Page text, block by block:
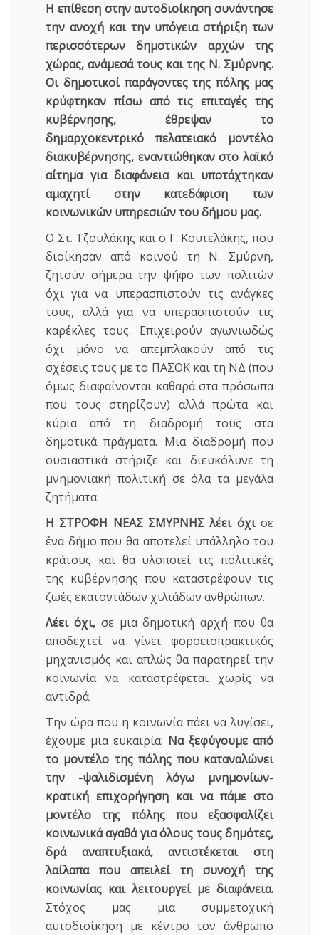
Η επίθεση στην αυτοδιοίκηση συνάντησε
την ανοχή και την υπόγεια στήριξη των
περισσότερων δημοτικών αρχών της
χώρας, ανάμεσά τους και της Ν. Σμύρνης.
Οι δημοτικοί παράγοντες της πόλης μας
κρύφτηκαν πίσω από τις επιταγές της
κυβέρνησης, έθρεψαν το
δημαρχοκεντρικό πελατειακό μοντέλο
διακυβέρνησης, εναντιώθηκαν στο λαϊκό
αίτημα για διαφάνεια και υποτάχτηκαν
αμαχητί στην κατεδάφιση των
κοινωνικών υπηρεσιών του δήμου μας.
Ο Στ. Τζουλάκης και ο Γ. Κουτελάκης, που
διοίκησαν από κοινού τη Ν. Σμύρνη,
ζητούν σήμερα την ψήφο των πολιτών
όχι για να υπερασπιστούν τις ανάγκες
τους, αλλά για να υπερασπιστούν τις
καρέκλες τους. Επιχειρούν αγωνιωδώς
όχι μόνο να απεμπλακούν από τις
σχέσεις τους με το ΠΑΣΟΚ και τη ΝΔ (που
όμως διαφαίνονται καθαρά στα πρόσωπα
που τους στηρίζουν) αλλά πρώτα και
κύρια από τη διαδρομή τους στα
δημοτικά πράγματα. Μια διαδρομή που
ουσιαστικά στήριζε και διευκόλυνε τη
μνημονιακή πολιτική σε όλα τα μεγάλα
ζητήματα.
Η ΣΤΡΟΦΗ ΝΕΑΣ ΣΜΥΡΝΗΣ λέει όχι σε
ένα δήμο που θα αποτελεί υπάλληλο του
κράτους και θα υλοποιεί τις πολιτικές
της κυβέρνησης που καταστρέφουν τις
ζωές εκατοντάδων χιλιάδων ανθρώπων.
Λέει όχι, σε μια δημοτική αρχή που θα
αποδεχτεί να γίνει φοροεισπρακτικός
μηχανισμός και απλώς θα παρατηρεί την
κοινωνία να καταστρέφεται χωρίς να
αντιδρά.
Την ώρα που η κοινωνία πάει να λυγίσει,
έχουμε μια ευκαιρία: Να ξεφύγουμε από
το μοντέλο της πόλης που καταναλώνει
την -ψαλιδισμένη λόγω μνημονίων-
κρατική επιχορήγηση και να πάμε στο
μοντέλο της πόλης που εξασφαλίζει
κοινωνικά αγαθά για όλους τους δημότες,
δρά αναπτυξιακά, αντιστέκεται στη
λαίλαπα που απειλεί τη συνοχή της
κοινωνίας και λειτουργεί με διαφάνεια.
Στόχος μας μια συμμετοχική
αυτοδιοίκηση με κέντρο τον άνθρωπο